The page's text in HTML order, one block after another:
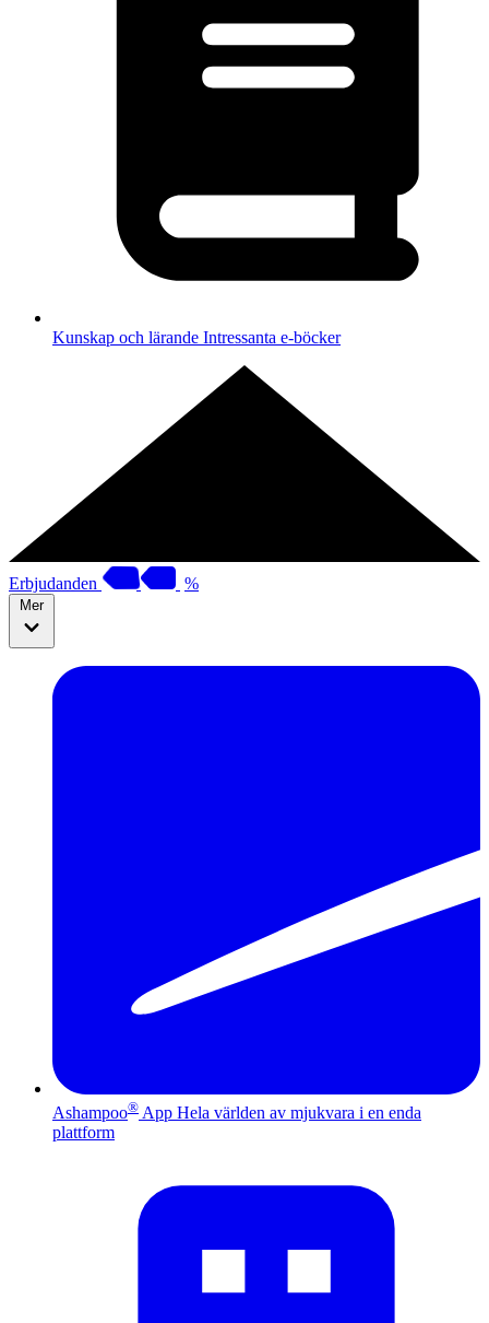
Kunskap och lärande Intressanta e-böcker
Erbjudanden %
Mer
Ashampoo® App Hela världen av mjukvara i en enda
plattform